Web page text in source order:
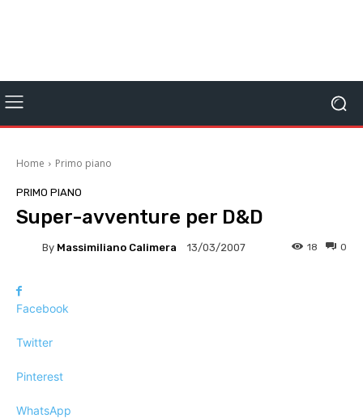
Home Primo piano
PRIMO PIANO
Super-avventure per D&D
By Massimiliano Calimera 13/03/2007 0
18
Facebook
Twitter
Pinterest
WhatsApp